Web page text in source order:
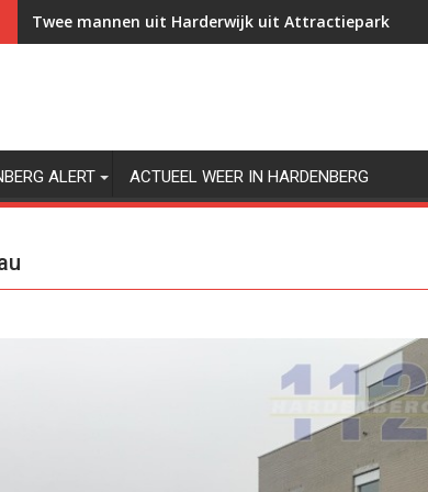
Twee mannen uit Harderwijk uit Attractiepark
ALERT ACTUEEL WEER IN HARDENBERG